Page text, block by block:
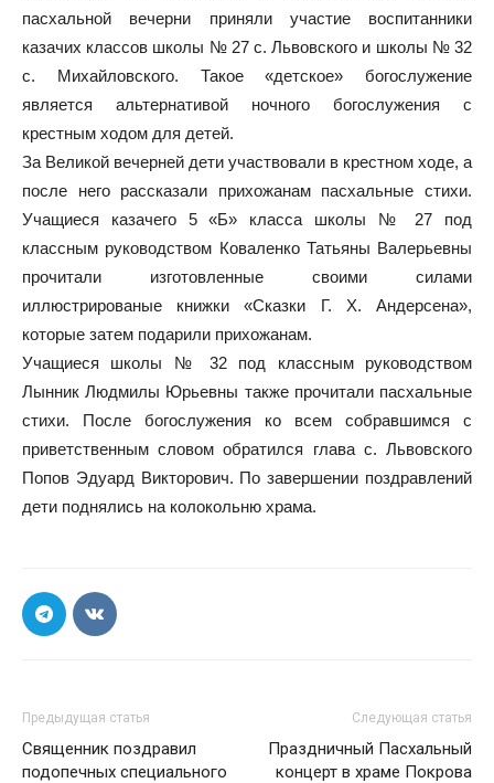
пасхальной вечерни приняли участие воспитанники
казачих классов школы № 27 с. Львовского и школы № 32
с. Михайловского. Такое «детское» богослужение
является альтернативой ночного богослужения с
крестным ходом для детей.
За Великой вечерней дети участвовали в крестном ходе, а
после него рассказали прихожанам пасхальные стихи.
Учащиеся казачего 5 «Б» класса школы № 27 под
классным руководством Коваленко Татьяны Валерьевны
прочитали изготовленные своими силами
иллюстрированые книжки «Сказки Г. Х. Андерсена»,
которые затем подарили прихожанам.
Учащиеся школы № 32 под классным руководством
Лынник Людмилы Юрьевны также прочитали пасхальные
стихи. После богослужения ко всем собравшимся с
приветственным словом обратился глава с. Львовского
Попов Эдуард Викторович. По завершении поздравлений
дети поднялись на колокольню храма.
Предыдущая статья
Священник поздравил
подопечных специального
Следующая статья
Праздничный Пасхальный
концерт в храме Покрова